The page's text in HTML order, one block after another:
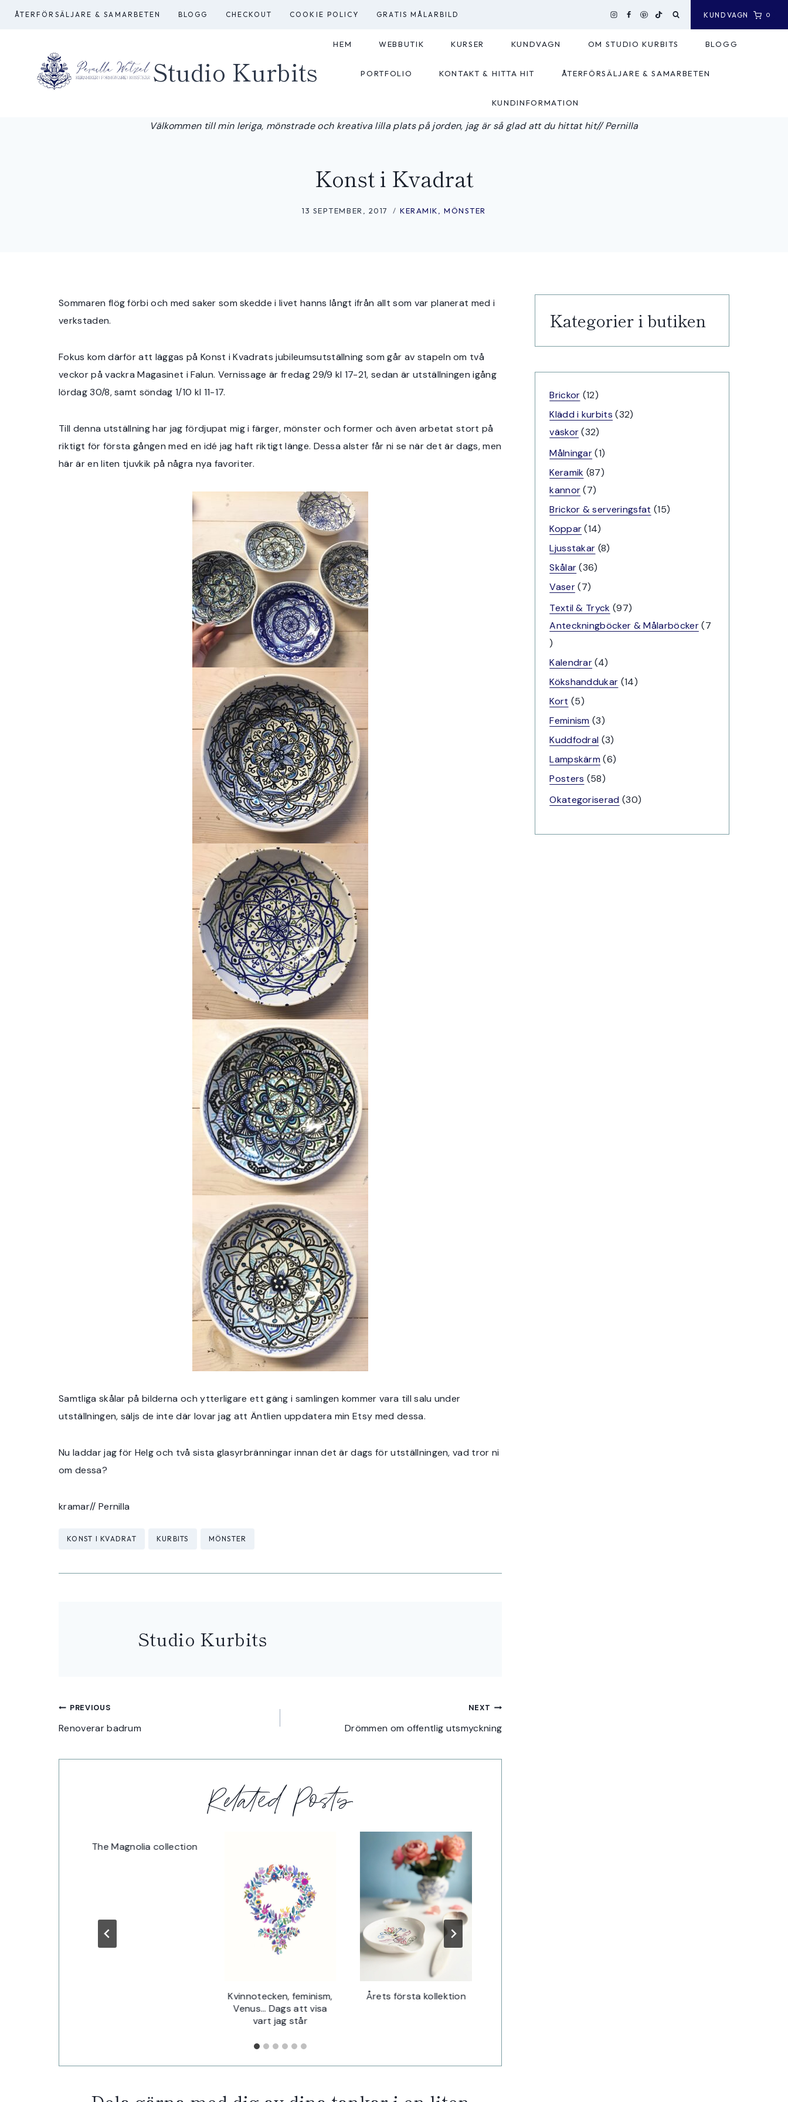
Skip
ÅTERFÖRSÄLJARE & SAMARBETEN BLOGG CHECKOUT COOKIE POLICY GRATIS MÅLARBILD KUNDVAGN 0
Studio Kurbits
HEM WEBBUTIK KURSER KUNDVAGN OM STUDIO KURBITS BLOGG
PORTFOLIO KONTAKT & HITTA HIT ÅTERFÖRSÄLJARE & SAMARBETEN
KUNDINFORMATION
Välkommen till min leriga, mönstrade och kreativa lilla plats på jorden, jag är så glad att du hittat hit// Pernilla
Konst i Kvadrat
13 SEPTEMBER, 2017 KERAMIK ,MÖNSTER
Sommaren flög förbi och med saker som skedde i livet hanns långt ifrån allt som var planerat med i
verkstaden.
Fokus kom därför att läggas på Konst i Kvadrats jubileumsutställning som går av stapeln om två
veckor på vackra Magasinet i Falun. Vernissage är fredag 29/9 kl 17-21, sedan är utställningen igång
lördag 30/8, samt söndag 1/10 kl 11-17.
Till denna utställning har jag fördjupat mig i färger, mönster och former och även arbetat stort på
riktigt för första gången med en idé jag haft riktigt länge. Dessa alster får ni se när det är dags, men
här är en liten tjuvkik på några nya favoriter.
Samtliga skålar på bilderna och ytterligare ett gäng i samlingen kommer vara till salu under
utställningen, säljs de inte där lovar jag att Äntlien uppdatera min Etsy med dessa.
Nu laddar jag för Helg och två sista glasyrbränningar innan det är dags för utställningen, vad tror ni
om dessa?
kramar// Pernilla
KONST I KVADRAT KURBITS MÖNSTER
Studio Kurbits
Inläggsnavigering
PREVIOUS
Renoverar badrum
NEXT
Drömmen om offentlig utsmyckning
Related Posts
The Magnolia collection
Kvinnotecken, feminism,
Venus… Dags att visa
vart jag står
Årets första kollektion
Kategorier i butiken
Brickor 1212
produkter
Klädd i kurbits 3232
väskor 3232
produkter
Målningar 11
produkt
Keramik 8787
kannor 77
produkter
Brickor & serveringsfat 1515
Koppar 1414
produkter
Ljusstakar 88
Skålar 3636
Vaser 77
produkter
Textil & Tryck 9797
produkter
Anteckningböcker & Målarböcker 7
7
produkter
Kalendrar 44
produkter
Kökshanddukar 1414
Kort 55
produkter
Feminism 33
produkter
Kuddfodral 33
produkter
Lampskärm 66
Posters 5858
produkter
Okategoriserad 3030